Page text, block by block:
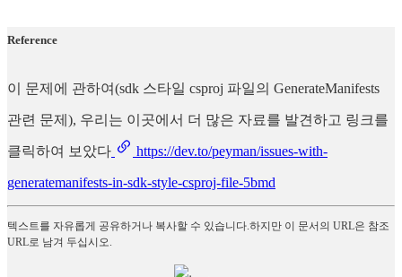
Reference
이 문제에 관하여(sdk 스타일 csproj 파일의 GenerateManifests
관련 문제), 우리는 이곳에서 더 많은 자료를 발견하고 링크를
클릭하여 보았다 https://dev.to/peyman/issues-with-
generatemanifests-in-sdk-style-csproj-file-5bmd
텍스트를 자유롭게 공유하거나 복사할 수 있습니다.하지만 이 문서의 URL은 참조
URL로 남겨 두십시오.